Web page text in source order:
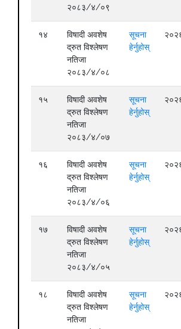
२०८३/४/०९
१४
विषादी अवशेष
द्रुत विश्लेषण
नतिजा
२०८३/४/०८
सूचना
हेर्नुहोस्
१५
विषादी अवशेष
द्रुत विश्लेषण
नतिजा
२०८३/४/०७
सूचना
हेर्नुहोस्
१६
विषादी अवशेष
द्रुत विश्लेषण
नतिजा
२०८३/४/०६
सूचना
हेर्नुहोस्
१७
विषादी अवशेष
द्रुत विश्लेषण
नतिजा
२०८३/४/०५
सूचना
हेर्नुहोस्
१८
विषादी अवशेष
द्रुत विश्लेषण
नतिजा
सूचना
हेर्नुहोस्